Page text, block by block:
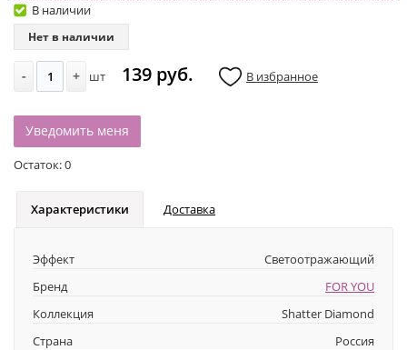
В наличии
Нет в наличии
- + шт 139 руб. В избранное
Уведомить меня
Остаток:0
Характеристики Доставка
Эффект
Светоотражающий
Бренд
FOR YOU
Коллекция
Shatter Diamond
Страна
Россия